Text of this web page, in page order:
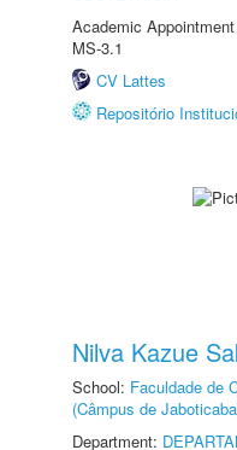
Academic
MS-3.1
CV Lattes
Repositório
Nilva Kazue
School: Faculdade de
(Câmpus de
Department: